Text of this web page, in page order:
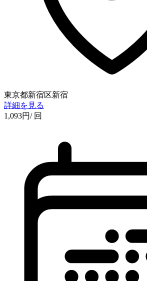
東京都新宿区新宿
詳細を見る
1,093円/ 回